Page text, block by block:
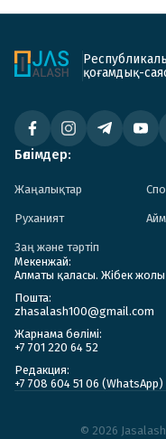
қоғамдық-
Бөлімдер:
Жаңалықтар
Руханият
Заң және тәртіп
Мекенжай:
Алматы қаласы. Жібек
Пошта:
zhasalash100@gmail.com
Жарнама бөлімі:
+7 701 220 64 52
Редакция:
+7 708 604 51 06 (WhatsApp)
© 2026